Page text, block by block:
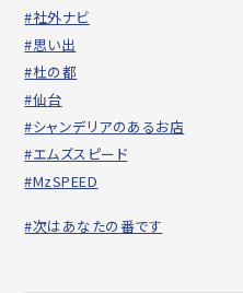
#社外ナビ
#思い出
#杜の都
#仙台
#シャンデリアのあるお店
#エムズスピード
#MzSPEED
#次はあなたの番です